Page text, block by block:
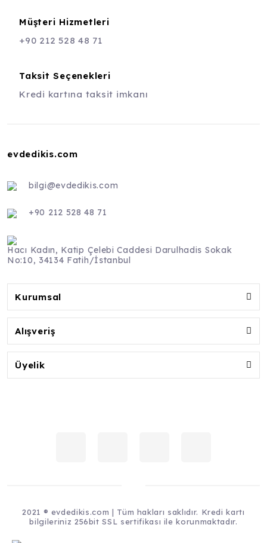
Müşteri Hizmetleri
+90 212 528 48 71
Taksit Seçenekleri
Kredi kartına taksit imkanı
evdedikis.com
bilgi@evdedikis.com
+90 212 528 48 71
Hacı Kadın, Katip Çelebi Caddesi Darulhadis Sokak
No:10, 34134 Fatih/İstanbul
Kurumsal
Alışveriş
Üyelik
2021 ® evdedikis.com | Tüm hakları saklıdır. Kredi kartı
bilgileriniz 256bit SSL sertifikası ile korunmaktadır.